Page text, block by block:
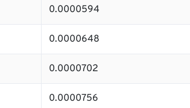
0.0000594
0.0000648
0.0000702
0.0000756